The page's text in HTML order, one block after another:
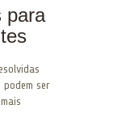
para
ser